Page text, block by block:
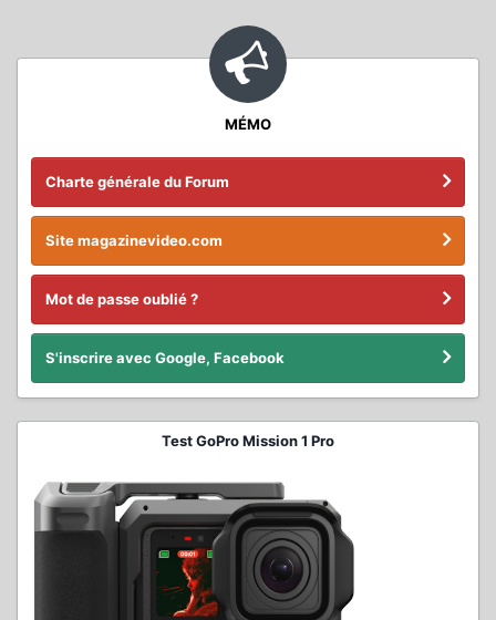
MÉMO
Charte générale du Forum
Site magazinevideo.com
Mot de passe oublié ?
S'inscrire avec Google, Facebook
Test GoPro Mission 1 Pro